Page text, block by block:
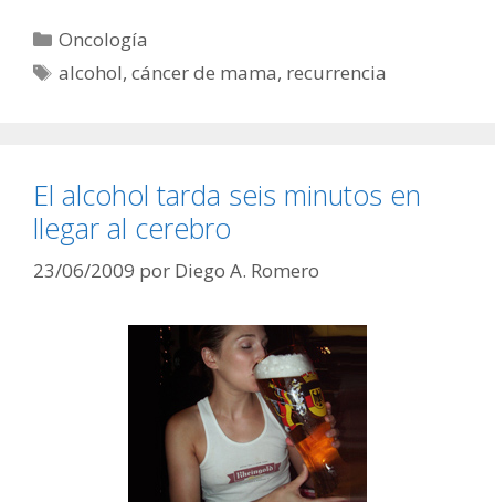
Categorías
Oncología
Etiquetas
alcohol,cáncer de mama, recurrencia
El alcohol tarda seis minutos en
llegar al cerebro
23/06/2009 por Diego A. Romero